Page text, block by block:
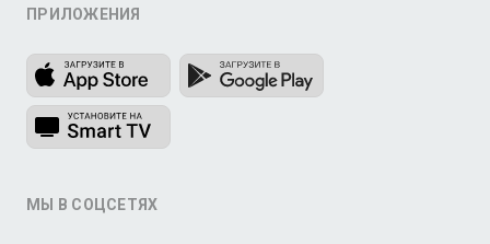
ПРИЛОЖЕНИЯ
МЫ В СОЦСЕТЯХ